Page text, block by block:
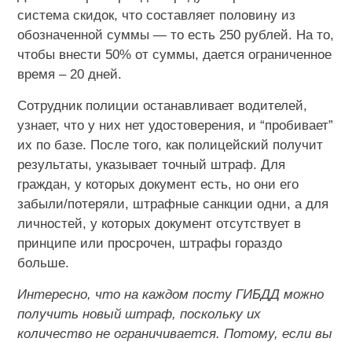
система скидок, что составляет половину из
обозначенной суммы — то есть 250 рублей. На то,
чтобы внести 50% от суммы, дается ограниченное
время – 20 дней.
Сотрудник полиции останавливает водителей,
узнает, что у них нет удостоверения, и “пробивает”
их по базе. После того, как полицейский получит
результаты, указывает точный штраф. Для
граждан, у которых документ есть, но они его
забыли/потеряли, штрафные санкции одни, а для
личностей, у которых документ отсутствует в
принципе или просрочен, штрафы гораздо
больше.
Интересно, что на каждом посту ГИБДД можно
получить новый штраф, поскольку их
количество не ограничивается. Потому, если вы